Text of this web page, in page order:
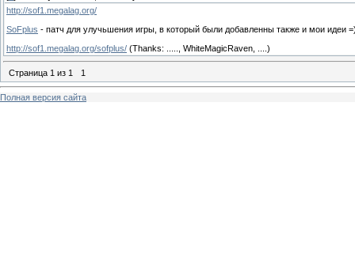
http://sof1.megalag.org/
SoFplus - патч для улучьшения игры, в который были добавленны также и мои идеи
http://sof1.megalag.org/sofplus/ (Thanks: ....., WhiteMagicRaven, ....)
Страница 1 из 1 1
Полная версия сайта